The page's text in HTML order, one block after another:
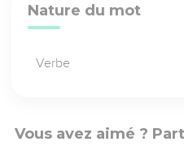
Nature du mot
Verbe
Vous avez aimé ?